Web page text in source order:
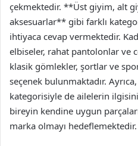
çekmektedir. **Üst giyim, alt
aksesuarlar** gibi farklı
ihtiyaca cevap vermektedir.
elbiseler, rahat pantolonlar ve
klasik gömlekler, şortlar ve
seçenek bulunmaktadır.
kategorisiyle de ailelerin
bireyin kendine uygun
marka olmayı hedeflemektedir.